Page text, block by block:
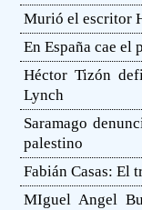
Murió el escritor
En España cae
Héctor Tizón
Lynch
Saramago
palestino
Fabián Casas: El
MIguel Angel